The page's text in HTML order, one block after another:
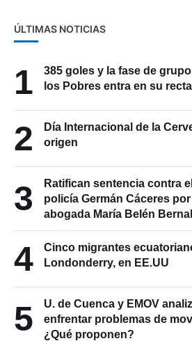
1
los Pobres entra en su
2
Día Internacional de la
origen
3
Ratifican sentencia contra
policía Germán Cáceres por
abogada María Belén Bernal
4
Cinco migrantes
Londonderry, en EE.UU
5
U. de Cuenca y EMOV
enfrentar problemas de
¿Qué proponen?